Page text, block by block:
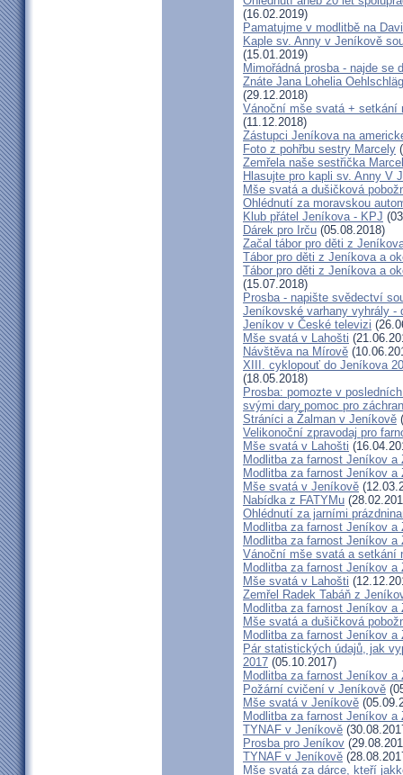
(16.02.2019)
Pamatujme v modlitbě na
Kaple sv. Anny v Jeníkově
(15.01.2019)
Mimořádná prosba - najde se
Znáte Jana Lohelia
(29.12.2018)
Vánoční mše svatá + setkání
(11.12.2018)
Zástupci Jeníkova na
Foto z pohřbu sestry Marcely
Zemřela naše sestřička
Hlasujte pro kapli sv. Anny V
Mše svatá a dušičková
Ohlédnutí za moravskou
Klub přátel Jeníkova - KPJ
Dárek pro Irču (05.08.2018)
Začal tábor pro děti z
Tábor pro děti z Jeníkova a
Tábor pro děti z Jeníkova a
(15.07.2018)
Prosba - napište svědectví
Jeníkovské varhany vyhrály -
Jeníkov v České televizi
Mše svatá v Lahošti
Návštěva na Mírově
XIII. cyklopouť do Jeníkova
(18.05.2018)
Prosba: pomozte v
svými dary pomoc pro
Stráníci a Žalman v Jeníkově
Velikonoční zpravodaj pro
Mše svatá v Lahošti
Modlitba za farnost Jeníkov a
Modlitba za farnost Jeníkov a
Mše svatá v Jeníkově
Nabídka z FATYMu
Ohlédnutí za jarními
Modlitba za farnost Jeníkov a
Modlitba za farnost Jeníkov a
Vánoční mše svatá a setkání
Modlitba za farnost Jeníkov a
Mše svatá v Lahošti
Zemřel Radek Tabáň z
Modlitba za farnost Jeníkov a
Mše svatá a dušičková
Modlitba za farnost Jeníkov a
Pár statistických údajů, jak
2017 (05.10.2017)
Modlitba za farnost Jeníkov a
Požární cvičení v Jeníkově
Mše svatá v Jeníkově
Modlitba za farnost Jeníkov a
TYNAF v Jeníkově
Prosba pro Jeníkov
TYNAF v Jeníkově
Mše svatá za dárce, kteří